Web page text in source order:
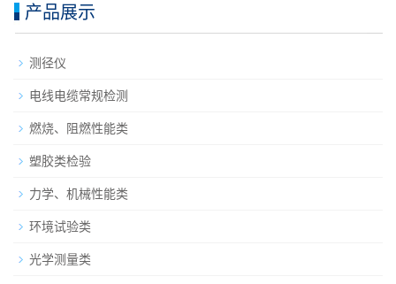
产品展示
测径仪
电线电缆常规检测
燃烧、阻燃性能类
塑胶类检验
力学、机械性能类
环境试验类
光学测量类